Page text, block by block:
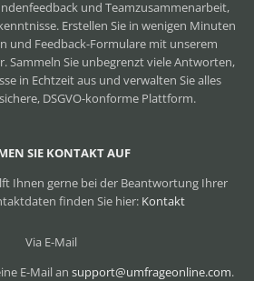
und Teamzusammenarbeit,
Erstellen Sie in wenigen Minuten
und Feedback-Formulare mit unserem
Sammeln Sie unbegrenzt viele Antworten,
in Echtzeit aus und verwalten Sie alles
DSGVO-konforme Plattform.
SIE KONTAKT AUF
Ihnen gerne bei der Beantwortung Ihrer
finden Sie hier: Kontakt
Via E-Mail
E-Mail an support@umfrageonline.com.